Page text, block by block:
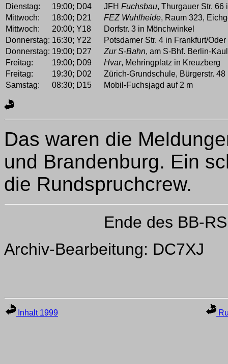
Dienstag:
19:00; D04 JFH Fuchsbau, Thurgauer Str. 66
Mittwoch:
18:00; D21 FEZ Wuhlheide, Raum 323,
Mittwoch:
20:00; Y18
Dorfstr. 3 in Mönchwinkel
Donnerstag: 16:30; Y22
Potsdamer Str. 4 in Frankfurt/Oder
Donnerstag: 19:00; D27 Zur S-Bahn, am S-Bhf. Berlin-
Freitag:
19:00; D09 Hvar, Mehringplatz in Kreuzberg
Freitag:
19:30; D02
Zürich-Grundschule, Bürgerstr. 48
Samstag:
08:30; D15 Mobil-Fuchsjagd auf 2 m
Das waren die
und Brandenburg. Ein
die Rundspruchcrew.
Ende des BB-
Archiv-Bearbeitung: DC7XJ
Inhalt 1999